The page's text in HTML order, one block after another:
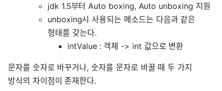
jdk 1.5부터 Auto boxing, Auto unboxing 지원
unboxing시 사용되는 메소드는 다음과 같은
형태를 갖는다.
intValue : 객체 -> int 값으로 변환
문자를 숫자로 바꾸거나, 숫자를 문자로 바꿀 때 두 가지
방식의 차이점이 존재한다.